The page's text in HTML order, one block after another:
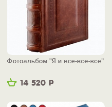
14 520 Р
Фотоальбом "Я и все-все-все"